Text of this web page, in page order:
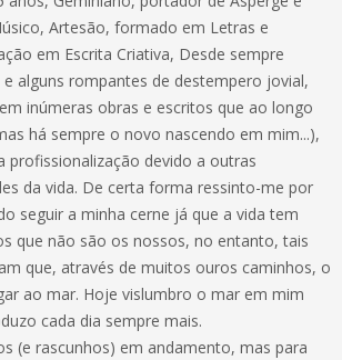
Artesão, formado em Letras e
em Escrita Criativa, Desde sempre
alguns rompantes de destempero jovial,
inúmeras obras e escritos que ao longo
há sempre o novo nascendo em mim...),
profissionalização devido a outras
da vida. De certa forma ressinto-me por
seguir a minha cerne já que a vida tem
que não são os nossos, no entanto, tais
que, através de muitos ouros caminhos, o
ao mar. Hoje vislumbro o mar em mim
cada dia sempre mais.
(e rascunhos) em andamento, mas para